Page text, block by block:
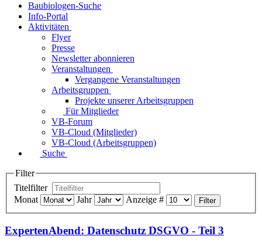
Baubiologen-Suche
Info-Portal
Aktivitäten
Flyer
Presse
Newsletter abonnieren
Veranstaltungen
Vergangene Veranstaltungen
Arbeitsgruppen
Projekte unserer Arbeitsgruppen
Für Mitglieder
VB-Forum
VB-Cloud (Mitglieder)
VB-Cloud (Arbeitsgruppen)
Suche
Filter
Titelfilter
Monat
Jahr Anzeige # Filter
ExpertenAbend: Datenschutz DSGVO - Teil 3